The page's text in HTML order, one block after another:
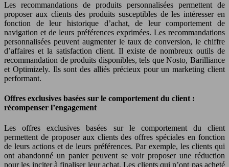
Les recommandations de produits personnalisées permettent de
proposer aux clients des produits susceptibles de les intéresser en
fonction de leur historique d’achat, de leur comportement de
navigation et de leurs préférences exprimées. Les recommandations
personnalisées peuvent augmenter le taux de conversion, le chiffre
d’affaires et la satisfaction client. Il existe de nombreux outils de
recommandation de produits disponibles, tels que Nosto, Barilliance
et Optimizely. Ils sont des alliés précieux pour un marketing client
performant.
Offres exclusives basées sur le comportement du client :
récompenser l’engagement
Les offres exclusives basées sur le comportement du client
permettent de proposer aux clients des offres spéciales en fonction
de leurs actions et de leurs préférences. Par exemple, les clients qui
ont abandonné un panier peuvent se voir proposer une réduction
pour les inciter à finaliser leur achat. Les clients qui n’ont pas acheté